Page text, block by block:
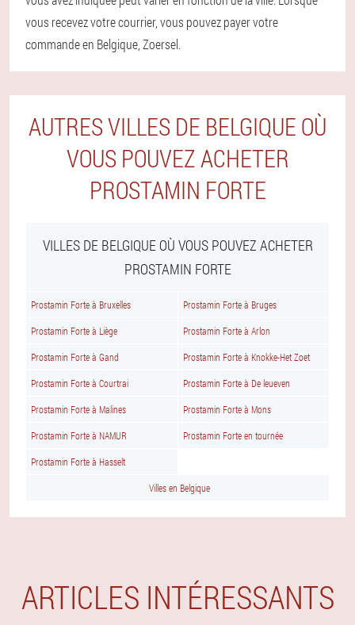
vous recevez votre courrier, vous pouvez payer votre
commande en Belgique, Zoersel.
AUTRES VILLES DE BELGIQUE OÙ
VOUS POUVEZ ACHETER
PROSTAMIN FORTE
VILLES DE BELGIQUE OÙ VOUS POUVEZ ACHETER
PROSTAMIN FORTE
Prostamin Forte à Bruxelles Prostamin Forte à Bruges
Prostamin Forte à Liège Prostamin Forte à Arlon
Prostamin Forte à Gand Prostamin Forte à Knokke-Het Zoet
Prostamin Forte à Courtrai Prostamin Forte à De leueven
Prostamin Forte à Malines Prostamin Forte à Mons
Prostamin Forte à NAMUR Prostamin Forte en tournée
Prostamin Forte à Hasselt
Villes en Belgique
ARTICLES INTÉRESSANTS